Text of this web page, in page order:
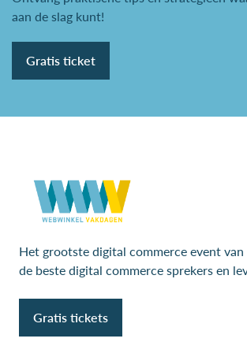
aan de slag kunt!
Gratis ticket
Het grootste digital commerce event
de beste digital commerce sprekers en
Gratis tickets